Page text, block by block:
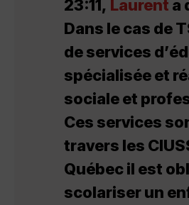
23:11, Laurent a
Dans le cas de
de services
spécialisée et
sociale et
Ces services
travers les
Québec il est
scolariser un